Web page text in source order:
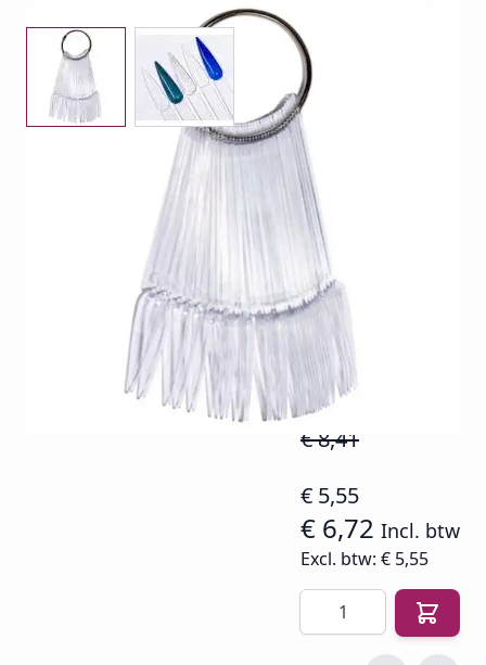
View larger imageView larger image
De Color Pop Stiletto op ring is een must-have voor
elke nagelstylist die kleuren professioneel en
overzichtelijk wil presenteren met een moderne
Op voorraad
BELL-COL-POP-ST-CL
€ 8,41
€ 5,55
€ 6,72 Incl. btw
Excl. btw: € 5,55
Aantal